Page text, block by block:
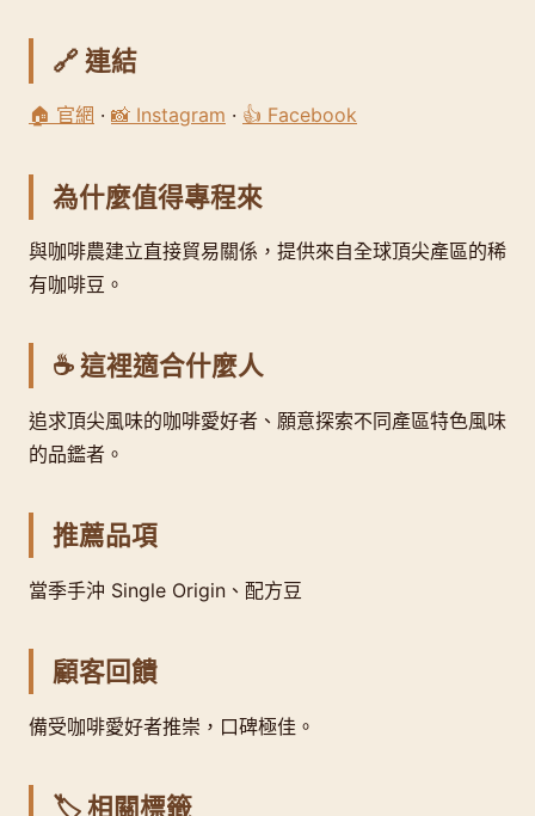
🔗 連結
🏠 官網 · 📸 Instagram · 👍 Facebook
為什麼值得專程來
與咖啡農建立直接貿易關係，提供來自全球頂尖產區的稀
有咖啡豆。
☕ 這裡適合什麼人
追求頂尖風味的咖啡愛好者、願意探索不同產區特色風味
的品鑑者。
推薦品項
當季手沖 Single Origin、配方豆
顧客回饋
備受咖啡愛好者推崇，口碑極佳。
🏷️ 相關標籤